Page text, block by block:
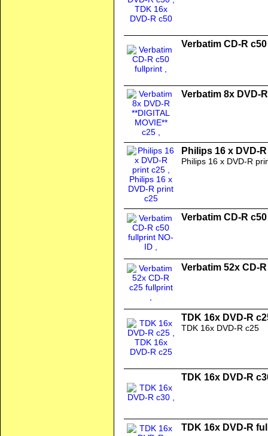
Verbatim CD-R
Verbatim 8x DVD-
Philips 16 x DVD-
Philips 16 x DVD-R
Verbatim CD-R
Verbatim 52x CD-
TDK 16x DVD-R
TDK 16x DVD-R c25
TDK 16x DVD-R
TDK 16x DVD-R